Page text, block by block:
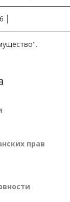
прав